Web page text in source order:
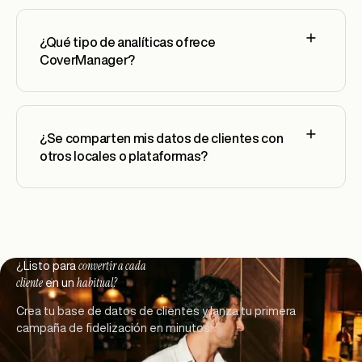
¿Qué tipo de analíticas ofrece
CoverManager?
¿Se comparten mis datos de clientes con
otros locales o plataformas?
Footer
¿Listo para convertir a cada
clienteen unhabitual?
Crea tu base de datos de clientes y lanza tu primera
campaña de fidelización en minutos.